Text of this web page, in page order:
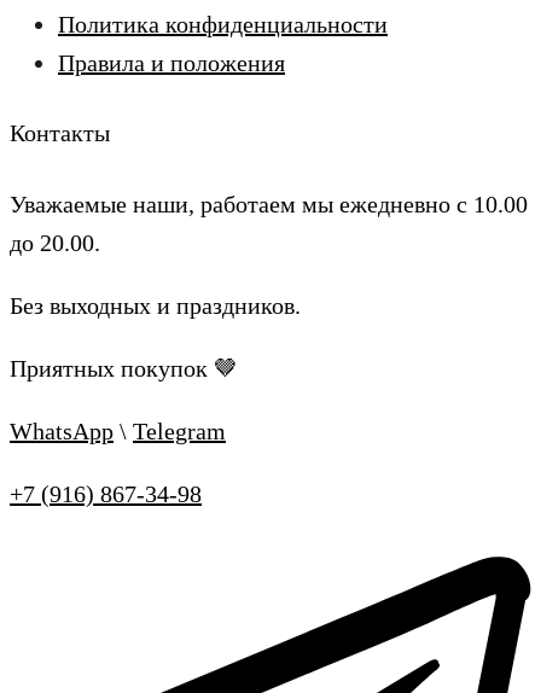
Политика конфиденциальности
Правила и положения
Контакты
Уважаемые наши, работаем мы ежедневно с 10.00
до 20.00.
Без выходных и праздников.
Приятных покупок 🤎
WhatsApp \ Telegram
+7 (916) 867-34-98